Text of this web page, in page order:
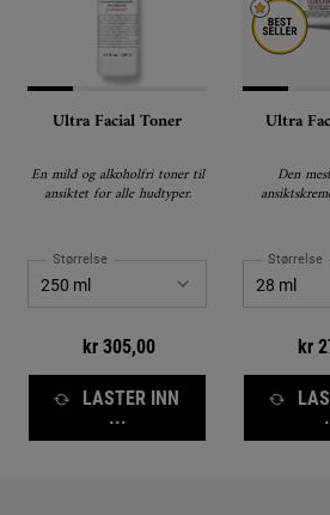
Ultra Facial Toner
En mild og alkoholfri toner til
ansiktet for alle hudtyper.
Størrelse
kr 305,00
LASTER INN
...
Ultra
Den
Størrelse
kr